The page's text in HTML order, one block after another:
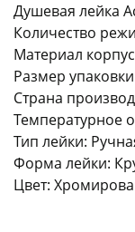
Душевая лейка
Количество
Материал
Размер
Страна
Температурное
Тип лейки:
Форма лейки:
Цвет: